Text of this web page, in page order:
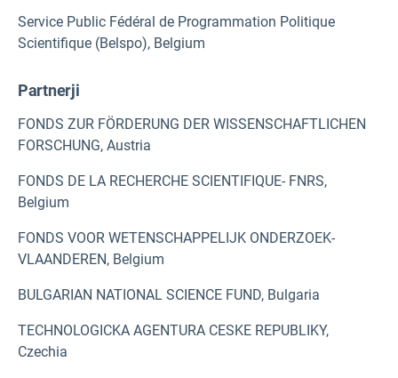
Service Public Fédéral de Programmation Politique
Scientifique (Belspo), Belgium
Partnerji
FONDS ZUR FÖRDERUNG DER WISSENSCHAFTLICHEN
FORSCHUNG, Austria
FONDS DE LA RECHERCHE SCIENTIFIQUE- FNRS,
Belgium
FONDS VOOR WETENSCHAPPELIJK ONDERZOEK-
VLAANDEREN, Belgium
BULGARIAN NATIONAL SCIENCE FUND, Bulgaria
TECHNOLOGICKA AGENTURA CESKE REPUBLIKY,
Czechia